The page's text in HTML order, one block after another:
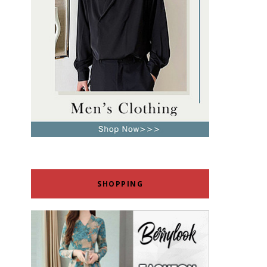
SHOPPING